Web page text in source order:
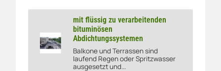
mit flüssig zu verarbeitenden bituminösen
mit flüssig zu verarbeitenden
bituminösen
Abdichtungssystemen
Balkone und Terrassen sind
laufend Regen oder Spritzwasser
ausgesetzt und...